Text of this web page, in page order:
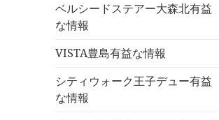
ベルシードステアー大森北有益
な情報
VISTA豊島有益な情報
シティウォーク王子デュー有益
な情報